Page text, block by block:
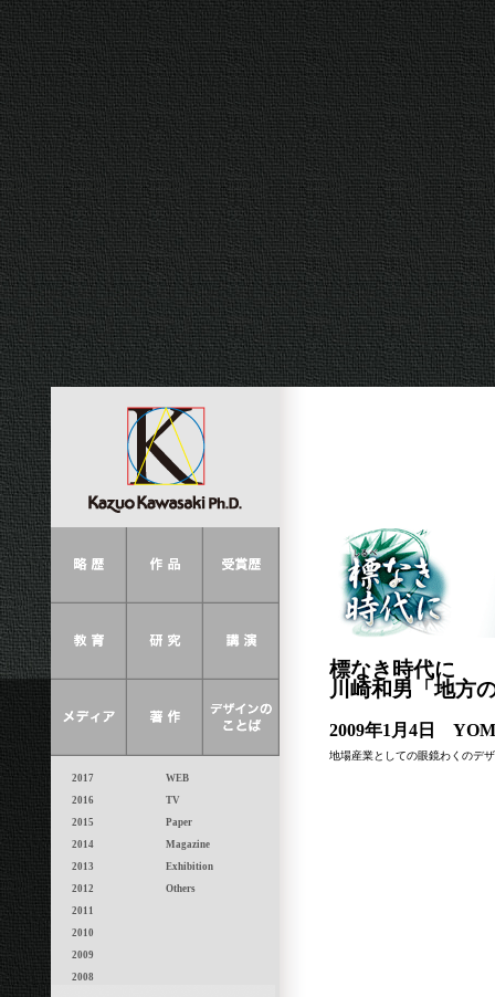
2017
2016
2015
2014
2013
2012
2011
2010
2009
2008
WEB
TV
Paper
Magazine
Exhibition
Others
標なき時代に
川崎和男「地方
2009年1月4日
地場産業としての眼鏡わくのデ